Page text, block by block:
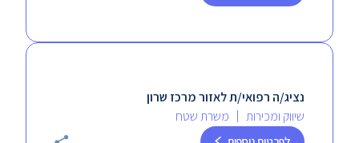
נציג/ה רפואי/ת לאזור מרכז שרון
משרת שטח
שיווק ומכירות